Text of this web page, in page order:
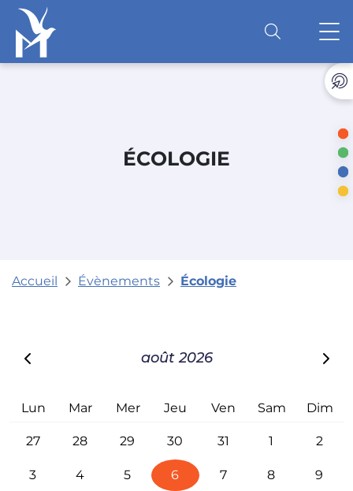
ÉCOLOGIE
Accueil Évènements Écologie
août 2026
Lun Mar Mer Jeu Ven Sam Dim
27 28 29 30 31 1 2
3 4 5 6 7 8 9